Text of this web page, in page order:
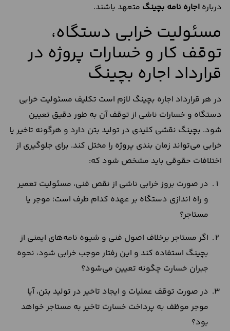
درباره اجاره نامه بچینگ متعهد باشند.
مسئولیت خرابی دستگاه،
توقف کار و خسارات پروژه در
قرارداد اجاره بچینگ
در هر قرارداد اجاره بچینگ لازم است تکلیف مسئولیت خرابی
دستگاه و خسارات ناشی از توقف آن به‌ طور دقیق تعیین
شود. بچینگ نقشی کلیدی در تولید بتن دارد و هرگونه تاخیر یا
خرابی می‌تواند زمان‌ بندی پروژه را مختل کند. برای جلوگیری از
اختلافات حقوقی باید مشخص شود که:
در صورت بروز خرابی ناشی از نقص فنی، مسئولیت تعمیر
و راه‌ اندازی دستگاه بر عهده کدام طرف است؛ موجر یا
مستاجر؟
اگر مستاجر برخلاف اصول فنی و شیوه‌ نامه‌های ایمنی از
بچینگ استفاده کند و این رفتار موجب خرابی شود، نحوه
جبران خسارت چگونه تعیین می‌شود؟
در صورت توقف عملیات و ایجاد تاخیر در تولید بتن، آیا
موجر موظف به پرداخت خسارت تاخیر به مستاجر خواهد
بود؟